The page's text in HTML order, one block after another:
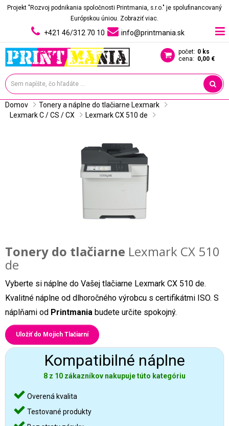
Projekt "Rozvoj podnikania spoločnosti Printmania, s.r.o." je spolufinancovaný
Európskou úniou. Zobraziť viac.
+421 46/312 70 10 info@printmania.sk
počet: 0 ks
cena: 0,00 €
Domov
Tonery a náplne do tlačiarne Lexmark
Lexmark C / CS / CX
Lexmark CX 510 de
Tonery do tlačiarne Lexmark CX 510
de
Vyberte si náplne do Vašej tlačiarne Lexmark CX 510 de.
Kvalitné náplne od dlhoročného výrobcu s certifikátmi ISO. S
náplňami od Printmania budete určite spokojný.
Uložiť do Mojich Tlačiarní
Kompatibilné náplne
8 z 10 zákazníkov nakupuje túto kategóriu
Overená kvalita
Testované produkty